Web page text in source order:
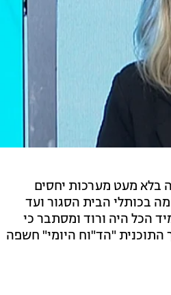
בלא מעט מערכות יחסים
בכותלי הבית הסגור ועד
הכל היה ורוד ומסתבר כי
"הד"וח היומי" חשפה